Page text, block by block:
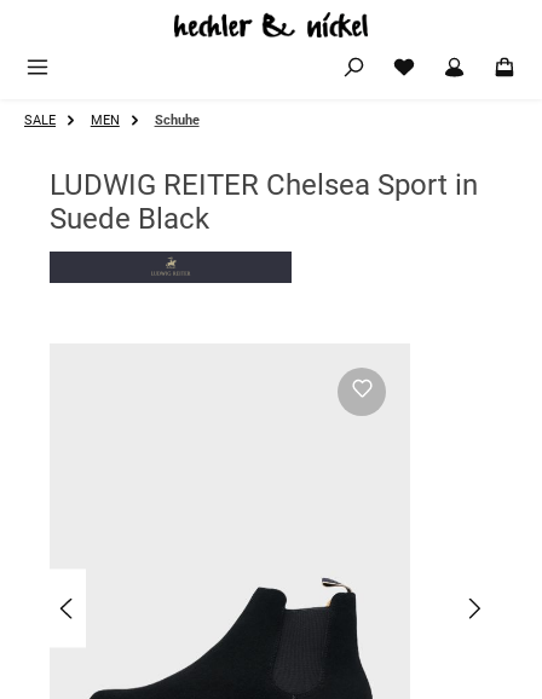
Zum Hauptinhalt springen
SALE MEN Schuhe
LUDWIG REITER Chelsea Sport in
Suede Black